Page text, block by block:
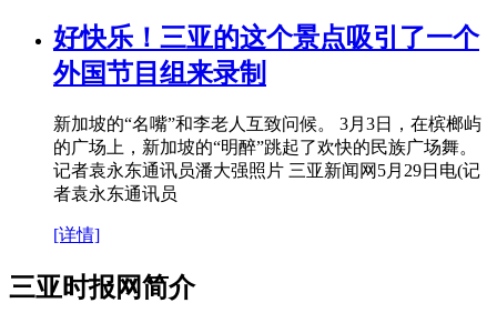
好快乐！三亚的这个景点吸引了一个
外国节目组来录制
新加坡的“名嘴”和李老人互致问候。 3月3日，在槟榔屿
的广场上，新加坡的“明醉”跳起了欢快的民族广场舞。
记者袁永东通讯员潘大强照片 三亚新闻网5月29日电(记
者袁永东通讯员
[详情]
三亚时报网简介